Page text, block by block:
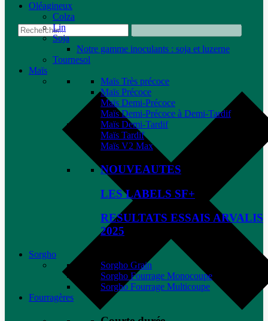
Oléagineux
Colza
Lin
Soja
Notre gamme inoculants : soja et luzerne
Tournesol
Maïs
Maïs Très précoce
Maïs Précoce
Maïs Demi-Précoce
Maïs Demi-Précoce à Demi-Tardif
Maïs Demi-Tardif
Maïs Tardif
Maïs V2 Max
NOUVEAUTES
LES LABELS SF+
RESULTATS ESSAIS ARVALIS
2025
Sorgho
Sorgho Grain
Sorgho Fourrage Monocoupe
Sorgho Fourrage Multicoupe
Fourragères